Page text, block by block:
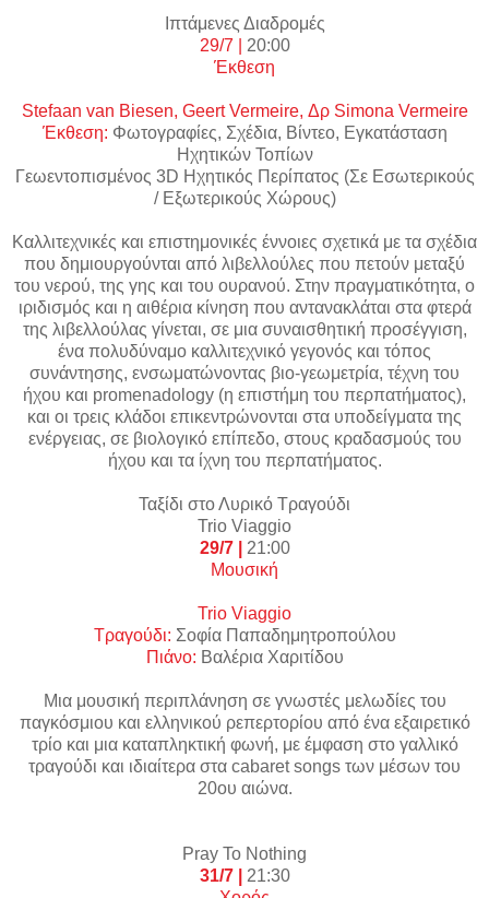
Ιπτάμενες Διαδρομές
29/7 | 20:00
Έκθεση
Stefaan van Biesen, Geert Vermeire, Δρ Simona Vermeire
Έκθεση: Φωτογραφίες, Σχέδια, Βίντεο, Εγκατάσταση
Ηχητικών Τοπίων
Γεωεντοπισμένος 3D Ηχητικός Περίπατος (Σε Εσωτερικούς
/ Εξωτερικούς Χώρους)
Καλλιτεχνικές και επιστημονικές έννοιες σχετικά με τα σχέδια
που δημιουργούνται από λιβελλούλες που πετούν μεταξύ
του νερού, της γης και του ουρανού. Στην πραγματικότητα, ο
ιριδισμός και η αιθέρια κίνηση που αντανακλάται στα φτερά
της λιβελλούλας γίνεται, σε μια συναισθητική προσέγγιση,
ένα πολυδύναμο καλλιτεχνικό γεγονός και τόπος
συνάντησης, ενσωματώνοντας βιο-γεωμετρία, τέχνη του
ήχου και promenadology (η επιστήμη του περπατήματος),
και οι τρεις κλάδοι επικεντρώνονται στα υποδείγματα της
ενέργειας, σε βιολογικό επίπεδο, στους κραδασμούς του
ήχου και τα ίχνη του περπατήματος.
Ταξίδι στο Λυρικό Τραγούδι
Trio Viaggio
29/7 | 21:00
Μουσική
Trio Viaggio
Τραγούδι: Σοφία Παπαδημητροπούλου
Πιάνο: Βαλέρια Χαριτίδου
Μια μουσική περιπλάνηση σε γνωστές μελωδίες του
παγκόσμιου και ελληνικού ρεπερτορίου από ένα εξαιρετικό
τρίο και μια καταπληκτική φωνή, με έμφαση στο γαλλικό
τραγούδι και ιδιαίτερα στα cabaret songs των μέσων του
20ου αιώνα.
Pray To Nothing
31/7 | 21:30